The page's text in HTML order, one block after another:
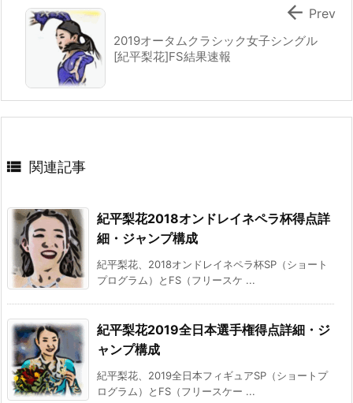
2019オータムクラシック女子シングル
[紀平梨花]FS結果速報
 Prev
 関連記事
紀平梨花2018オンドレイネペラ杯得点詳
細・ジャンプ構成
紀平梨花、2018オンドレイネペラ杯SP（ショート
プログラム）とFS（フリースケ ...
紀平梨花2019全日本選手権得点詳細・ジ
ャンプ構成
紀平梨花、2019全日本フィギュアSP（ショートプ
ログラム）とFS（フリースケー ...